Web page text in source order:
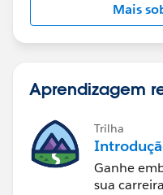
Mais
Aprendizagem
Trilha
Ganhe
sua